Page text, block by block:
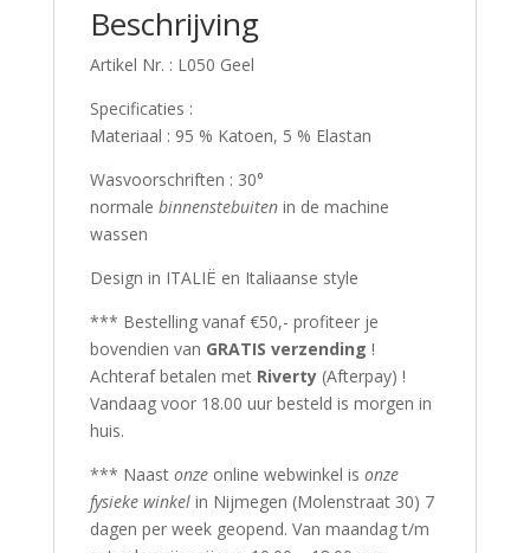
Beschrijving
Artikel Nr. : L050 Geel
Specificaties :
Materiaal : 95 % Katoen, 5 % Elastan
Wasvoorschriften : 30°
normale binnenstebuiten in de machine
wassen
Design in ITALIË en Italiaanse style
*** Bestelling vanaf €50,- profiteer je
bovendien van GRATIS verzending !
Achteraf betalen met Riverty (Afterpay) !
Vandaag voor 18.00 uur besteld is morgen in
huis.
*** Naast onzeonline webwinkel is onze
fysieke winkelin Nijmegen (Molenstraat 30) 7
dagen per week geopend. Van maandag t/m